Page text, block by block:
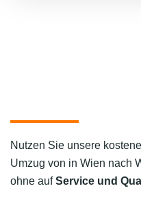
Nutzen Sie unsere
Umzug von in Wien nach
ohne aufService und